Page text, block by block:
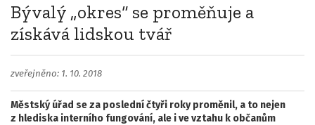
Bývalý „okres“ se proměňuje a
získává lidskou tvář
zveřejněno: 1. 10. 2018
Městský úřad se za poslední čtyři roky proměnil, a to nejen
z hlediska interního fungování, ale i ve vztahu k občanům